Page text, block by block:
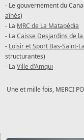
- Le gouvernement du
aînés)
- La MRC de La Matapédia
- La Caisse Desjardins de
- Loisir et Sport Bas-Saint-
structurantes)
- La Ville d'Amqui
Une et mille fois, MERCI